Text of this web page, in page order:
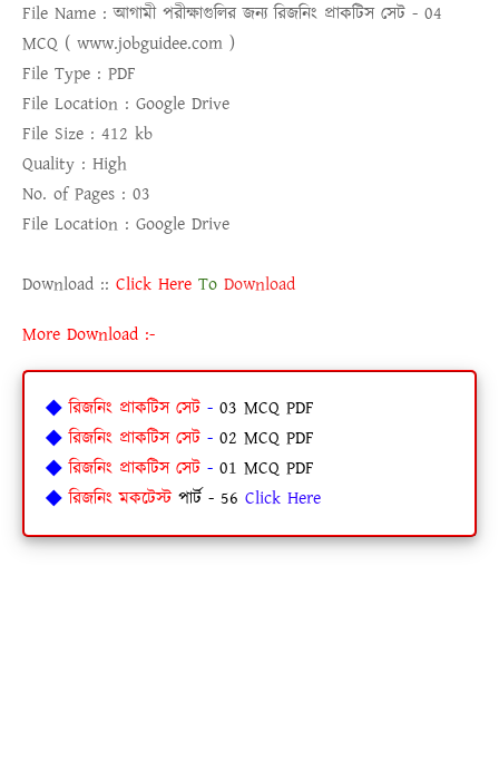
File Name :আগামী পরীক্ষাগুলির জন্য রিজনিং প্রাকটিস সেট - 04
MCQ ( www.jobguidee.com )
File Type : PDF
File Location : Google Drive
File Size : 412 kb
Quality : High
No. of Pages : 03
File Location : Google Drive
Download :: Click Here To Download
More Download :-
◆ রিজনিং প্রাকটিস সেট - 03 MCQ PDF
◆ রিজনিং প্রাকটিস সেট - 02 MCQ PDF
◆ রিজনিং প্রাকটিস সেট - 01 MCQ PDF
◆ রিজনিং মকটেস্ট পার্ট - 56 Click Here